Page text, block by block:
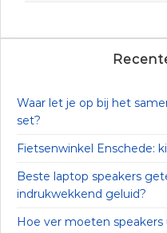
Waar let je op bij het
set?
Fietsenwinkel Enschede:
Beste laptop speakers
indrukwekkend geluid?
Hoe ver moeten speakers